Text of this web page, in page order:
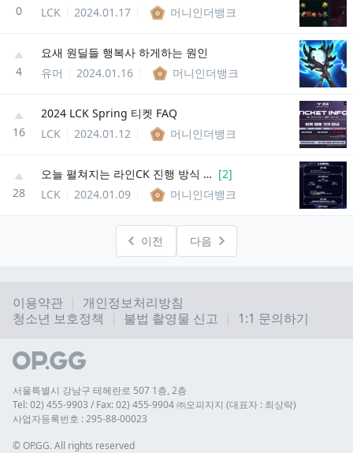
0
LCK
2024.01.17 머니인더뱅크
4
요새 원딜들 행복사 하게하는 원인
유머
2024.01.16 머니인더뱅크
16
2024 LCK Spring 티켓 FAQ
LCK
2024.01.12 머니인더뱅크
28
오늘 펼쳐지는 라인CK 진행 방식 + 팀 [2]
LCK
2024.01.09 머니인더뱅크
이전 다음
이용약관
개인정보처리방침
청소년 보호정책
불법 촬영물 신고 1:1 문의하기
서울특별시 강남구 테헤란로 507 1층, 2층
Tel: 02) 455-9903 / Fax: 02) 455-9904 ㈜오피지지 (대표자 : 최상락)
사업자등록번호 : 295-88-00023
© OP.GG. All rights reserved